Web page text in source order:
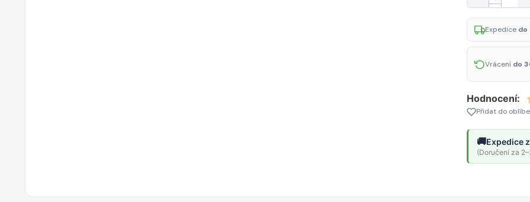
Expedice do
Vrácení do
Hodnocení:
Přidat do
🚚Expedice
(Doručení za